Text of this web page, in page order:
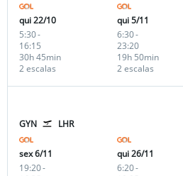
qui 22/10
5:30-
16:15
2 escalas
30h 45min
qui 5/11
6:30-
23:20
2 escalas
19h 50min
GYN LHR
sex 6/11
19:20-
qui 26/11
6:20-